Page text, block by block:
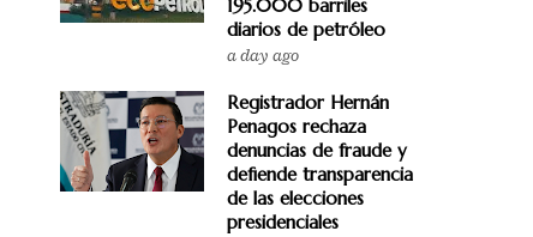
195.000 barriles
diarios de petróleo
a day ago
Registrador Hernán
Penagos rechaza
denuncias de fraude y
defiende transparencia
de las elecciones
presidenciales